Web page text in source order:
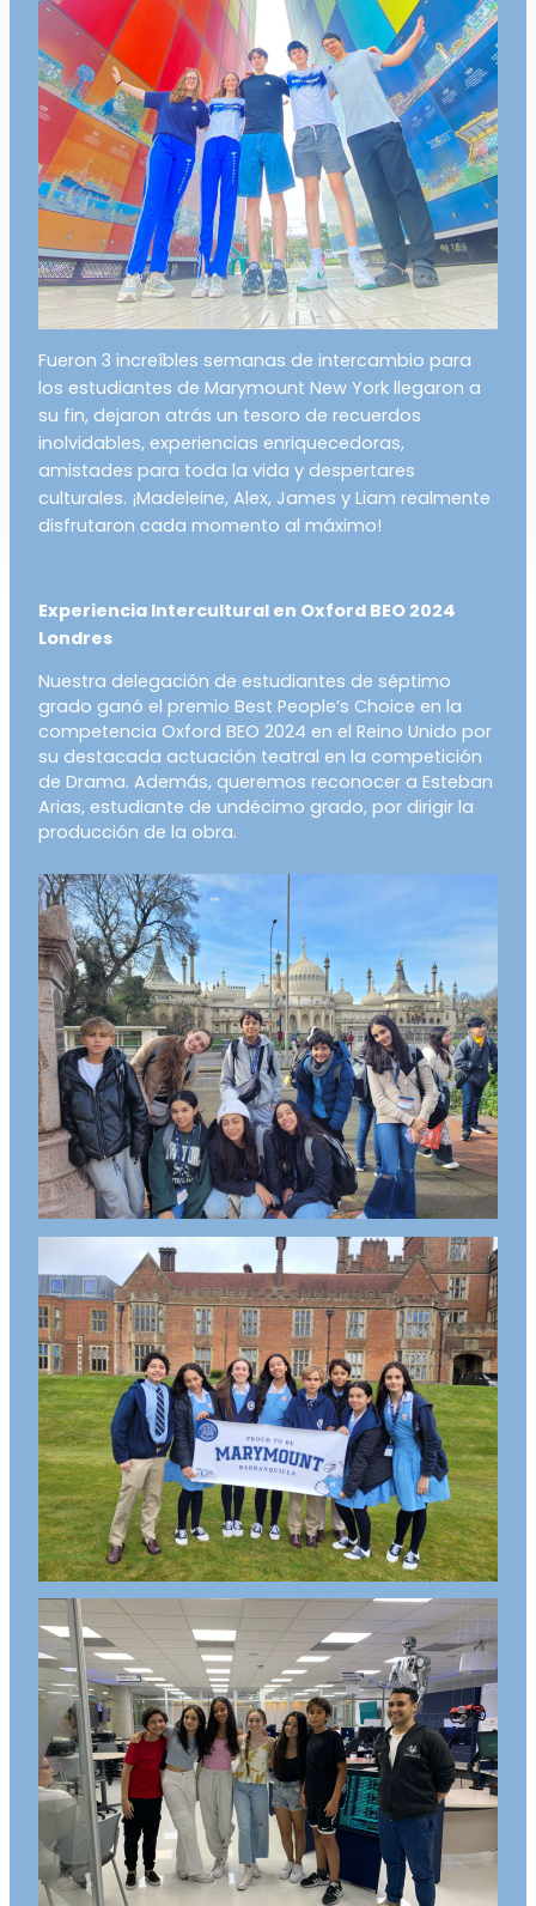
Fueron 3 increíbles semanas de intercambio para
los estudiantes de Marymount New York llegaron a
su fin, dejaron atrás un tesoro de recuerdos
inolvidables, experiencias enriquecedoras,
amistades para toda la vida y despertares
culturales. ¡Madeleine, Alex, James y Liam realmente
disfrutaron cada momento al máximo!
Experiencia Intercultural en Oxford BEO 2024
Londres
Nuestra delegación de estudiantes de séptimo
grado ganó el premio Best People’s Choice en la
competencia Oxford BEO 2024 en el Reino Unido por
su destacada actuación teatral en la competición
de Drama. Además, queremos reconocer a Esteban
Arias, estudiante de undécimo grado, por dirigir la
producción de la obra.